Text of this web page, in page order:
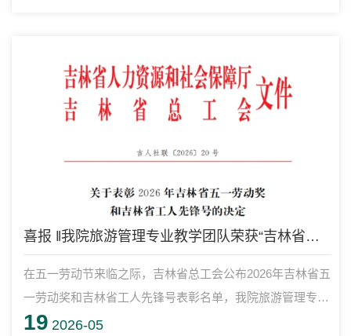
喜报 ‖我院旅游管理专业教学团队荣获“吉林省工人先锋号”称号
在五一劳动节来临之际，吉林省总工会公布2026年吉林省五
一劳动奖和吉林省工人先锋号表彰名单，我院旅游管理专业
教学团队荣获吉林省工人先锋号荣誉称号！
19 2026-05